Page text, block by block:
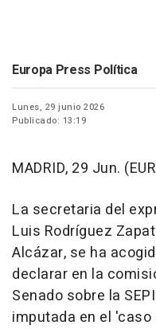
Europa Press Política
Lunes, 29 junio 2026
Publicado: 13:19
MADRID, 29 Jun.
La secretaria del
Luis Rodríguez
Alcázar, se ha
declarar en la
Senado sobre la
imputada en el 'caso